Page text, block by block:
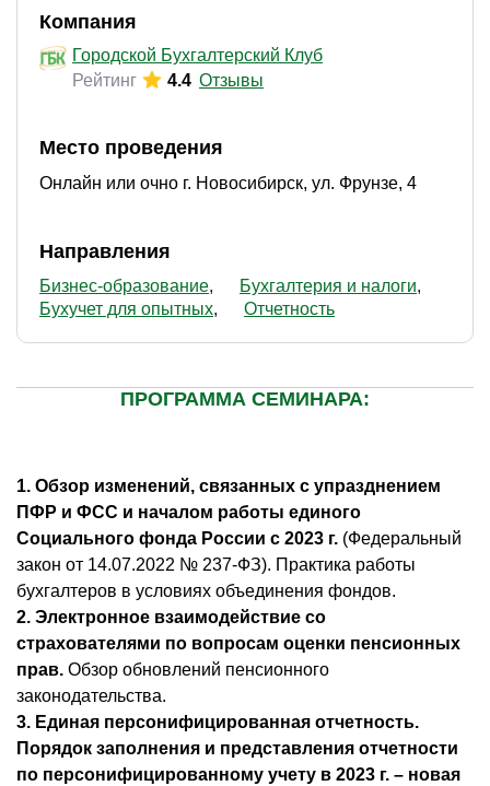
Компания
Городской Бухгалтерский Клуб
Рейтинг
4.4 Отзывы
Место проведения
Онлайн или очно г. Новосибирск, ул. Фрунзе, 4
Направления
Бизнес-образование
Бухгалтерия и налоги
Бухучет для опытных
Отчетность
ПРОГРАММА СЕМИНАРА:
1. Обзор изменений, связанных с упразднением
ПФР и ФСС и началом работы единого
Социального фонда России с 2023 г. (Федеральный
закон от 14.07.2022 № 237-ФЗ). Практика работы
бухгалтеров в условиях объединения фондов.
2. Электронное взаимодействие со
страхователями по вопросам оценки пенсионных
прав. Обзор обновлений пенсионного
законодательства.
3. Единая персонифицированная отчетность.
Порядок заполнения и представления отчетности
по персонифицированному учету в 2023 г. – новая